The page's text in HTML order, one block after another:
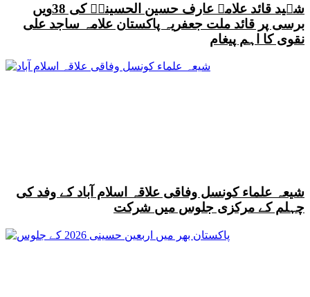
شہید قائد علامہ عارف حسین الحسینیؒ کی 38ویں
برسی پر قائد ملت جعفریہ پاکستان علامہ ساجد علی
نقوی کا اہم پیغام
شیعہ علماء کونسل وفاقی علاقہ اسلام آباد کے وفد کی
چہلم کے مرکزی جلوس میں شرکت